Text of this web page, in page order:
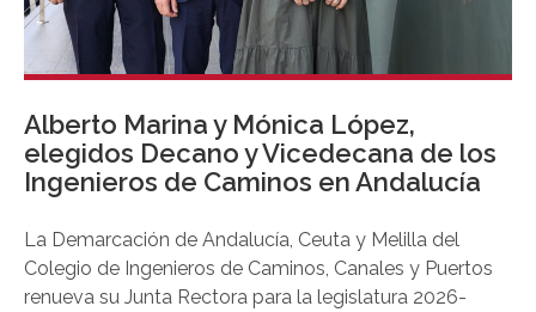
Alberto Marina y Mónica López,
elegidos Decano y Vicedecana de los
Ingenieros de Caminos en Andalucía
La Demarcación de Andalucía, Ceuta y Melilla del
Colegio de Ingenieros de Caminos, Canales y Puertos
renueva su Junta Rectora para la legislatura 2026-